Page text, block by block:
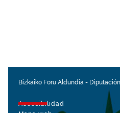
Bizkaiko Foru Aldundia -
Accesibilidad